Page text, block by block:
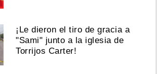
¡Le dieron el tiro de gracia a
"Sami" junto a la iglesia de
Torrijos Carter!